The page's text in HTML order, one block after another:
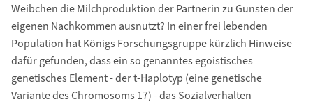
Weibchen die Milchproduktion der Partnerin zu Gunsten der
eigenen Nachkommen ausnutzt? In einer frei lebenden
Population hat Königs Forschungsgruppe kürzlich Hinweise
dafür gefunden, dass ein so genanntes egoistisches
genetisches Element - der t-Haplotyp (eine genetische
Variante des Chromosoms 17) - das Sozialverhalten